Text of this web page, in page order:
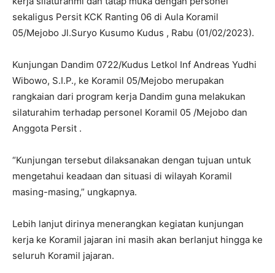
sekaligus Persit KCK Ranting 06 di Aula Koramil
05/Mejobo Jl.Suryo Kusumo Kudus , Rabu (01/02/2023).
Kunjungan Dandim 0722/Kudus Letkol Inf Andreas Yudhi
Wibowo, S.I.P., ke Koramil 05/Mejobo merupakan
rangkaian dari program kerja Dandim guna melakukan
silaturahim terhadap personel Koramil 05 /Mejobo dan
Anggota Persit .
“Kunjungan tersebut dilaksanakan dengan tujuan untuk
mengetahui keadaan dan situasi di wilayah Koramil
masing-masing,” ungkapnya.
Lebih lanjut dirinya menerangkan kegiatan kunjungan
kerja ke Koramil jajaran ini masih akan berlanjut hingga ke
seluruh Koramil jajaran.